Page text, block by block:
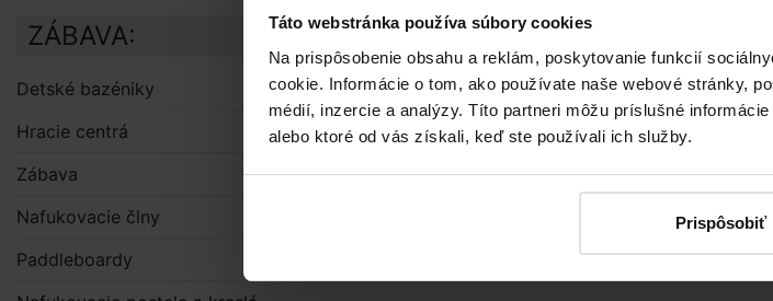
Táto webstránka používa súbory cookies
Na prispôsobenie obsahu a reklám, poskytovanie funkcií
cookie. Informácie o tom, ako používate naše webové stránky,
médií, inzercie a analýzy. Títo partneri môžu príslušné
alebo ktoré od vás získali, keď ste používali ich služby.
Prispôsobiť
ZÁBAVA:
Detské bazéniky
Hracie centrá
Zábava
Nafukovacie člny
Paddleboardy